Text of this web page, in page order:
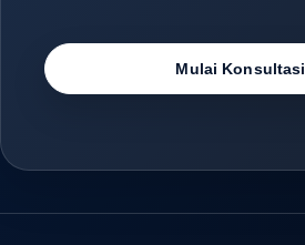
Mulai Konsultasi